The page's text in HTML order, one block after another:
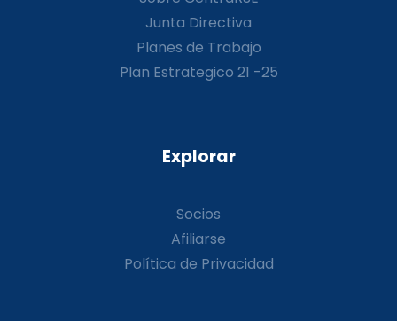
Junta Directiva
Planes de Trabajo
Plan Estrategico 21 -25
Explorar
Socios
Afiliarse
Política de Privacidad